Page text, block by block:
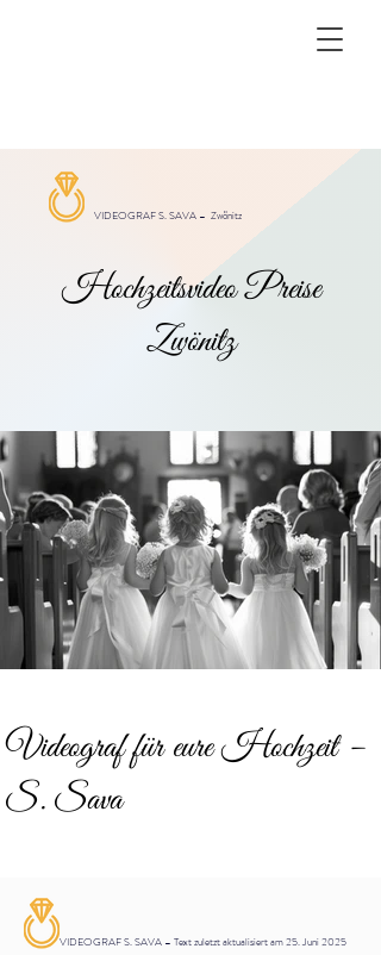
VIDEOGRAF S. SAVA – Zwönitz
Hochzeitsvideo Preise
Zwönitz
Videograf für eure Hochzeit –
S. Sava
VIDEOGRAF S. SAVA – Text zuletzt aktualisiert am 25. Juni 2025